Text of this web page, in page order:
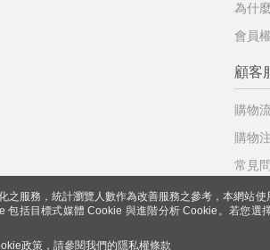
之服務，統計瀏覽人數作為改善服務之參考，本網站
包括目標式媒體 Cookie 與進階分析 Cookie。若您
政策，請參閱我們的隱私權條款
為什
會員
顧客
購物
購物
常見